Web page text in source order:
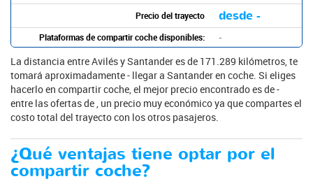
Precio del trayecto
desde -
Plataformas de compartir coche disponibles: -
La distancia entre Avilés y Santander es de 171.289 kilómetros, te
tomará aproximadamente - llegar a Santander en coche. Si eliges
hacerlo en compartir coche, el mejor precio encontrado es de -
entre las ofertas de , un precio muy económico ya que compartes el
costo total del trayecto con los otros pasajeros.
¿Qué ventajas tiene optar por el
compartir coche?